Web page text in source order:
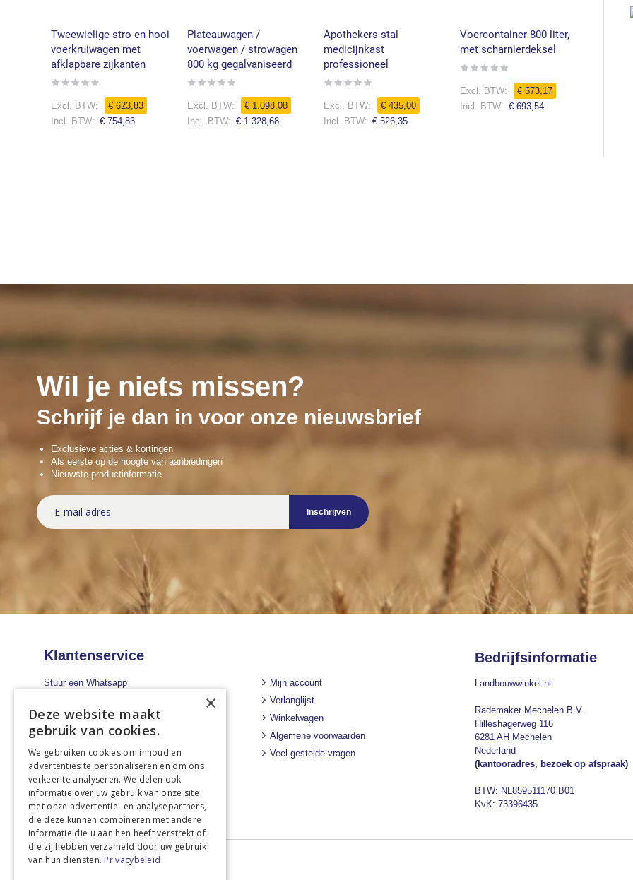
Tweewielige stro en hooi
voerkruiwagen met
afklapbare zijkanten
Rating:
€ 623,83
€ 754,83
Plateauwagen /
voerwagen / strowagen
800 kg gegalvaniseerd
Rating:
€ 1.098,08
€ 1.328,68
Apothekers stal
medicijnkast
professioneel
Rating:
€ 435,00
€ 526,35
Voercontainer 800 liter,
met scharnierdeksel
Rating:
€ 573,17
€ 693,54
Wil je niets missen?
Schrijf je dan in voor onze nieuwsbrief
Exclusieve acties & kortingen
Als eerste op de hoogte van aanbiedingen
Nieuwste productinformatie
Abonneer
u
op
Inschrijven
Klantenservice
Stuur een Whatsapp
+31 43 455 2665
Stuur een e-mail
info@landbouwwinkel.nl
Mijn account
Verlanglijst
Winkelwagen
Algemene voorwaarden
Veel gestelde vragen
Bedrijfsinformatie
Landbouwwinkel.nl
Rademaker Mechelen B.V.
Hilleshagerweg 116
6281 AH Mechelen
Nederland
(kantooradres, bezoek op afspraak)
BTW: NL859511170 B01
KvK: 73396435
×
Deze website maakt
gebruik van cookies.
We gebruiken cookies om inhoud en
advertenties te personaliseren en om ons
verkeer te analyseren. We delen ook
informatie over uw gebruik van onze site
met onze advertentie- en analysepartners,
die deze kunnen combineren met andere
informatie die u aan hen heeft verstrekt of
die zij hebben verzameld door uw gebruik
van hun diensten. Privacybeleid